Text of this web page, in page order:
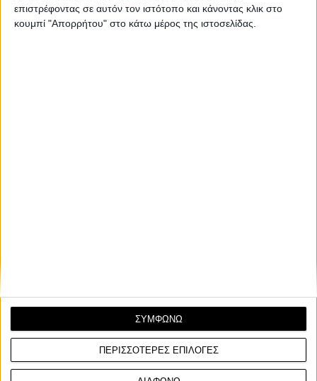
επιστρέφοντας σε αυτόν τον ιστότοπο και κάνοντας κλικ στο
κουμπί "Απορρήτου" στο κάτω μέρος της ιστοσελίδας.
ΠΕΡΙΣΣΟΤΕΡΕΣ ΕΠΙΛΟΓΕΣ
ΣΥΜΦΩΝΩ
Race News
MotoGP: O Pedro Acosta επιστρέφει στο Γαλλικό
GP
Ο Ισπανός θα ταξιδέψει στο Le Mans, οπού αναμένεται την
Πέμπτη να λάβει το τελικό πράσινο φως για τη...